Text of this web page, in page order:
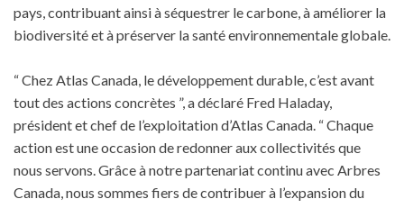
pays, contribuant ainsi à séquestrer le carbone, à améliorer la
biodiversité et à préserver la santé environnementale globale.
“ Chez Atlas Canada, le développement durable, c’est avant
tout des actions concrètes ”, a déclaré Fred Haladay,
président et chef de l’exploitation d’Atlas Canada. “ Chaque
action est une occasion de redonner aux collectivités que
nous servons. Grâce à notre partenariat continu avec Arbres
Canada, nous sommes fiers de contribuer à l’expansion du